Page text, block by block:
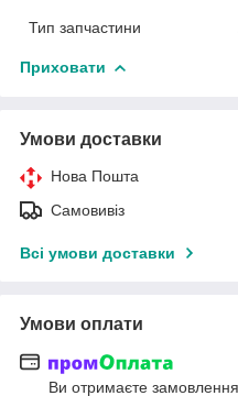
Тип запчастини
Приховати
Умови доставки
Нова Пошта
Самовивіз
Всі умови доставки
Умови оплати
Ви отримаєте замовлення